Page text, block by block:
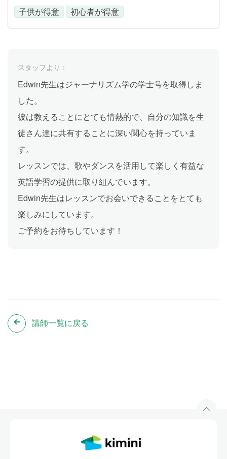
子供が得意 初心者が得意
スタッフより：
Edwin先生はジャーナリズム学の学士号を取得しま
した。
彼は教えることにとても情熱的で、自分の知識を生
徒さん達に共有することに深い関心を持っていま
す。
レッスンでは、歌やダンスを活用して楽しく有益な
英語学習の提供に取り組んでいます。
Edwin先生はレッスンでお会いできることをとても
楽しみにしています。
ご予約をお待ちしています！
講師一覧に戻る